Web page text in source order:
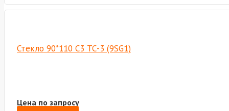
Стекло 90*110 С3 ТС-3 (9SG1)
Цена по запросу